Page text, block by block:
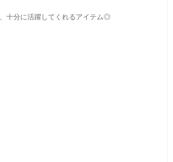
十分に活躍してくれるアイテム◎